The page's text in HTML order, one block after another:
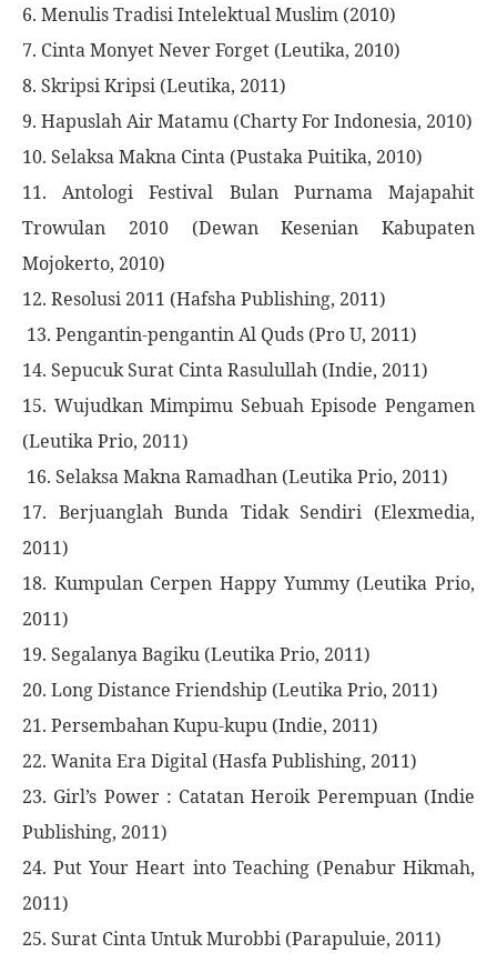
6. Menulis Tradisi Intelektual Muslim (2010)
7. Cinta Monyet Never Forget (Leutika, 2010)
8. Skripsi Kripsi (Leutika, 2011)
9. Hapuslah Air Matamu (Charty For Indonesia, 2010)
10. Selaksa Makna Cinta (Pustaka Puitika, 2010)
11. Antologi Festival Bulan Purnama Majapahit
Trowulan 2010 (Dewan Kesenian Kabupaten
Mojokerto, 2010)
12. Resolusi 2011 (Hafsha Publishing, 2011)
13. Pengantin-pengantin Al Quds (Pro U, 2011)
14. Sepucuk Surat Cinta Rasulullah (Indie, 2011)
15. Wujudkan Mimpimu Sebuah Episode Pengamen
(Leutika Prio, 2011)
16. Selaksa Makna Ramadhan (Leutika Prio, 2011)
17. Berjuanglah Bunda Tidak Sendiri (Elexmedia,
2011)
18. Kumpulan Cerpen Happy Yummy (Leutika Prio,
2011)
19. Segalanya Bagiku (Leutika Prio, 2011)
20. Long Distance Friendship (Leutika Prio, 2011)
21. Persembahan Kupu-kupu (Indie, 2011)
22. Wanita Era Digital (Hasfa Publishing, 2011)
23. Girl’s Power : Catatan Heroik Perempuan (Indie
Publishing, 2011)
24. Put Your Heart into Teaching (Penabur Hikmah,
2011)
25. Surat Cinta Untuk Murobbi (Parapuluie, 2011)